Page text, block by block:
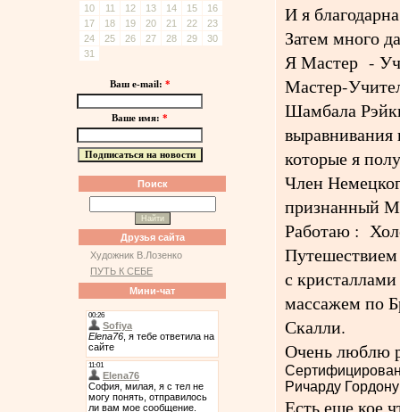
10
11 12 13 14 15
16
17
18 19 20 21 22
23
24
25 26 27 28 29
30
31
Ваш e-mail: *
Ваше имя: *
Поиск
Друзья сайта
Художник B.Лозенко
ПУТЬ К СЕБЕ
Мини-чат
И я
Затем много
Я Мастер -
Мастер-
Шамбала
которые я
Член
признанный
Работаю :
с
массажем по
Скалли.
Очень люблю
Ричарду
Есть еще кое